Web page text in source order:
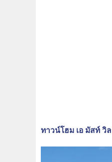
ทาวน์โฮม เอ มัสท์ วิ